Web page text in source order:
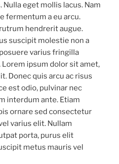
eget mollis lacus. Nam
fermentum a eu arcu.
hendrerit augue.
suscipit molestie non a
varius fringilla
ipsum dolor sit amet,
Donec quis arcu ac risus
est odio, pulvinar nec
interdum ante. Etiam
ornare sed consectetur
varius elit. Nullam
porta, purus elit
metus mauris vel